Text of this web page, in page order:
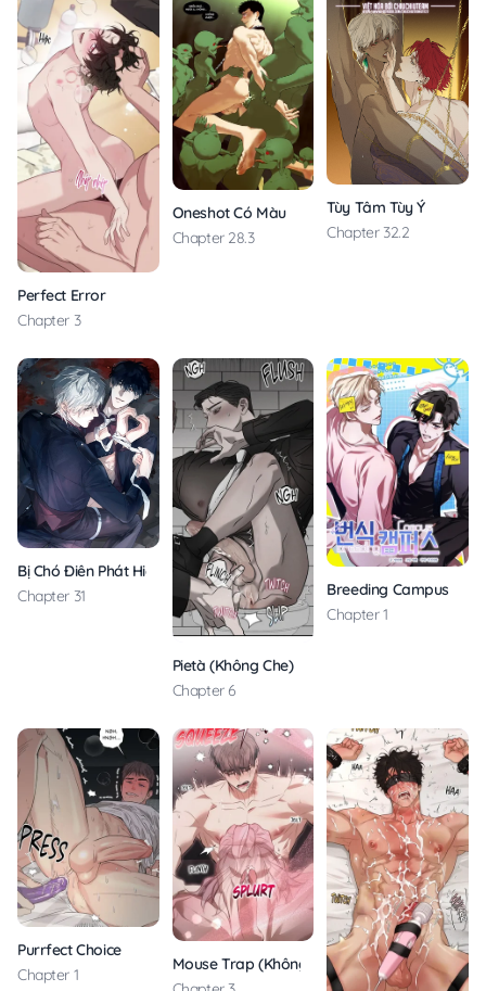
Perfect Error
Chapter 3
Oneshot Có Màu
Chapter 28.3
Tùy Tâm Tùy Ý
Chapter 32.2
Bị Chó Điên Phát Hiện Là Đồng Loại
Chapter 31
Pietà (Không Che)
Chapter 6
Breeding Campus
Chapter 1
Purrfect Choice
Chapter 1
Mouse Trap (Không Che)